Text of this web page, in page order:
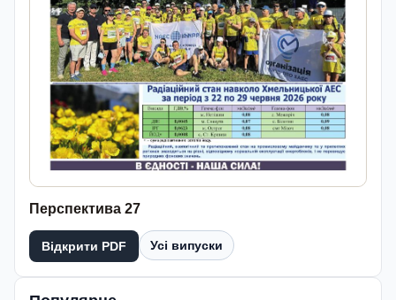
Перспектива 27
Відкрити PDF Усі випуски